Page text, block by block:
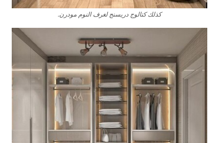
كذلك كتالوج دريسنج لغرف النوم مودرن.